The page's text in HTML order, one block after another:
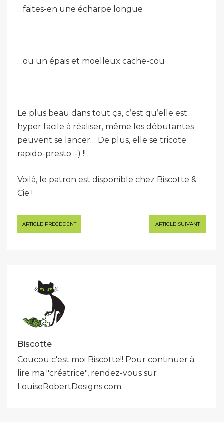
…faites-en une écharpe longue
…ou un épais et moelleux cache-cou
Le plus beau dans tout ça, c’est qu’elle est
hyper facile à réaliser, même les débutantes
peuvent se lancer… De plus, elle se tricote
rapido-presto :-) !!
Voilà, le patron est disponible chez Biscotte &
Cie !
Navigation
de
ARTICLE PRÉCÉDENT ARTICLE SUIVANT
Biscotte
Coucou c'est moi Biscotte!! Pour continuer à
lire ma "créatrice", rendez-vous sur
LouiseRobertDesigns.com